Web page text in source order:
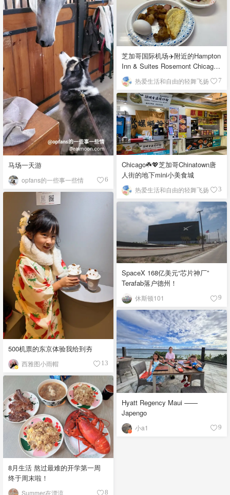
马场一天游
opfans的一些事一些情 6
芝加哥国际机场✈️附近的Hampton
Inn & Suites Rosemont Chicago
O'Hare自助早餐
热爱生活和自由的轻舞飞扬 7
Chicago☘️💖芝加哥Chinatown唐
人街的地下mini小美食城
热爱生活和自由的轻舞飞扬 3
500机票的东京体验我给到夯
西雅图小雨帽 13
SpaceX 168亿美元“芯片神厂”
Terafab落户德州！
休斯顿101 9
Hyatt Regency Maui ——
Japengo
小a1 9
8月生活 熬过最难的开学第一周
终于周末啦！
Summer在漂流 8